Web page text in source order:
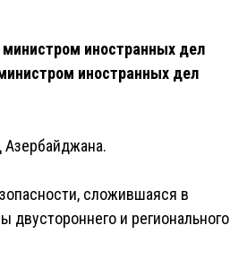
иностранных дел
иностранных дел
сложившаяся в
двустороннего и регионального